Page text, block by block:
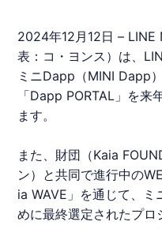
2024年12月12日 – LINE
表：コ・ヨンス）は、
ミニDapp（MINI Dapp
「Dapp PORTAL」を来
ます。
また、財団（Kaia
ン）と共同で進行中の
ia WAVE」を通じて、
めに最終選定されたプ